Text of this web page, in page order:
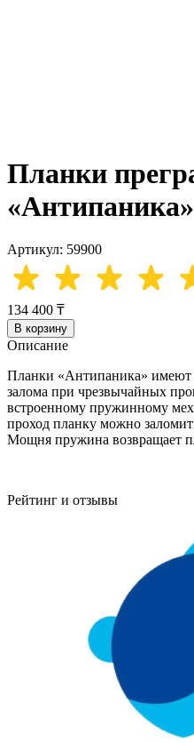
Планки
«Антипаника»
Артикул: 59900
134 400 ₸
В корзину
Описание
Планки «Антипаника» имеют
залома при чрезвычайных
встроенному пружинному
проход планку можно
Мощня пружина возвращает
Рейтинг и отзывы